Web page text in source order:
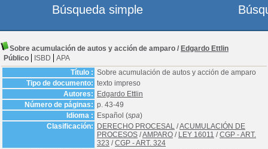
Sobre acumulación de autos y acción de amparo / Edgardo Ettlin
Público
ISBD
APA
Título : Sobre acumulación de autos y acción de amparo
Tipo de documento: texto impreso
Autores:
Edgardo Ettlin
Número de páginas: p. 43-49
Idioma :
Español (spa)
Clasificación:
DERECHO PROCESAL /ACUMULACIÓN DE
PROCESOS /AMPARO / LEY 16011 /CGP - ART.
323 /CGP - ART. 324
Búsqueda simple